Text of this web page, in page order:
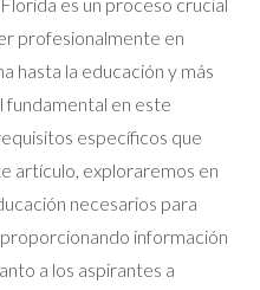
profesionalmente en
hasta la educación y más
fundamental en este
específicos que
artículo, exploraremos en
necesarios para
información
a los aspirantes a